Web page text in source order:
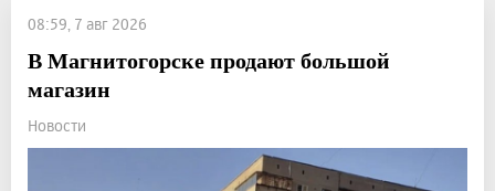
08:59, 7 авг 2026
В Магнитогорске продают большой
магазин
Новости